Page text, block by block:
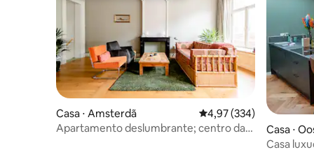
Casa ⋅ Amsterdã 4,97 de uma avaliação
4,97 (334)
Apartamento deslumbrante; centro da
Casa ⋅
Casa